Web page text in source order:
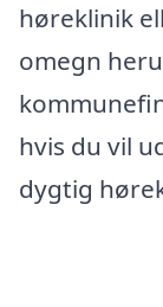
høreklinik
omegn
hvis du vil
dygtig